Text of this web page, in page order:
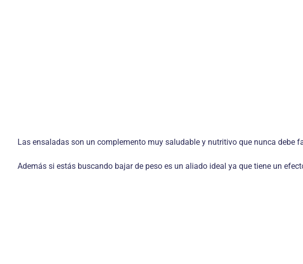
Las ensaladas son un complemento muy saludable y nutritivo que nunca debe
Además si estás buscando bajar de peso es un aliado ideal ya que tiene un